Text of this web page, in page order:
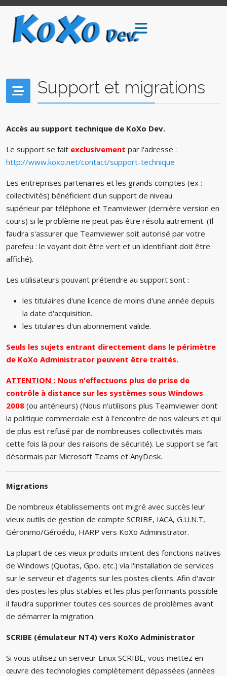
Support et migrations
Accès au support technique de KoXo Dev.
Le support se fait exclusivement par l'adresse :
http://www.koxo.net/contact/support-technique
Les entreprises partenaires et les grands comptes (ex :
collectivités) bénéficient d'un support de niveau
supérieur par téléphone et Teamviewer (dernière version en
cours) si le problème ne peut pas être résolu autrement. (Il
faudra s'assurer que Teamviewer soit autorisé par votre
parefeu : le voyant doit être vert et un identifiant doit être
affiché).
Les utilisateurs pouvant prétendre au support sont :
les titulaires d'une licence de moins d'une année depuis
la date d'acquisition.
les titulaires d'un abonnement valide.
Seuls les sujets entrant directement dans le périmètre
de KoXo Administrator peuvent être traités.
ATTENTION : Nous n'effectuons plus de prise de
contrôle à distance sur les systèmes sous Windows
2008 (ou antérieurs) (Nous n'utilisons plus Teamviewer dont
la politique commerciale est à l'encontre de nos valeurs et qui
de plus est refusé par de nombreuses collectivités mais
cette fois là pour des raisons de sécurité). Le support se fait
désormais par Microsoft Teams et AnyDesk.
Migrations
De nombreux établissements ont migré avec succès leur
vieux outils de gestion de compte SCRIBE, IACA, G.U.N.T,
Géronimo/Géroédu, HARP vers KoXo Administrator.
La plupart de ces vieux produits imitent des fonctions natives
de Windows (Quotas, Gpo, etc.) via l'installation de services
sur le serveur et d'agents sur les postes clients. Afin d'avoir
des postes les plus stables et les plus performants possible
il faudra supprimer toutes ces sources de problèmes avant
de démarrer la migration.
SCRIBE (émulateur NT4) vers KoXo Administrator
Si vous utilisez un serveur Linux SCRIBE, vous mettez en
œuvre des technologies complètement dépassées (années